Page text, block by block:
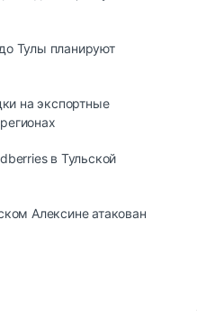
Тулы планируют
на экспортные
в Тульской
Алексине атакован